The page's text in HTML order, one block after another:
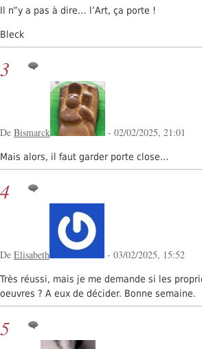
Il n”y a pas à dire… l’Art, ça porte !
Bleck
3
De Bismarck - 02/02/2025, 21:01
Mais alors, il faut garder porte close…
4
De Elisabeth - 03/02/2025, 15:52
Très réussi, mais je me demande si les
oeuvres ? A eux de décider. Bonne semaine.
5